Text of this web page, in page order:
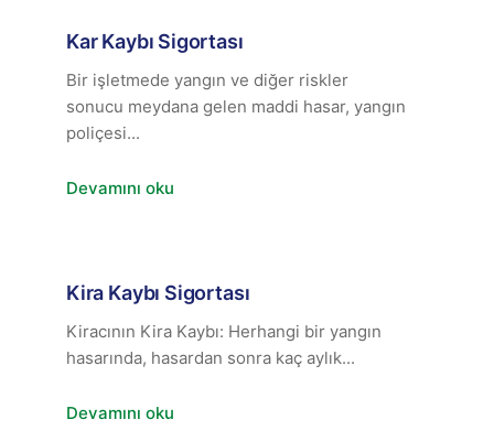
Kar Kaybı Sigortası
Bir işletmede yangın ve diğer riskler
sonucu meydana gelen maddi hasar, yangın
poliçesi...
Devamını oku
Kira Kaybı Sigortası
Kiracının Kira Kaybı: Herhangi bir yangın
hasarında, hasardan sonra kaç aylık...
Devamını oku